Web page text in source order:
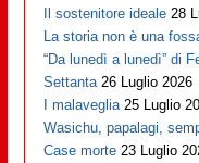
Il sostenitore ideale 28
La storia non è una
“Da lunedì a lunedì” di
Settanta 26 Luglio 2026
I malaveglia 25 Luglio
Wasichu, papalagi,
Case morte 23 Luglio